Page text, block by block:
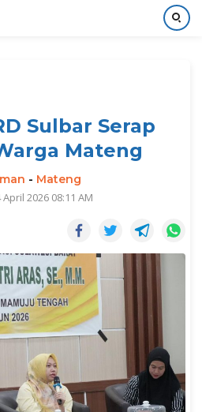
Sulbar Serap
Mateng
- Mateng
April 2026 08:11 AM